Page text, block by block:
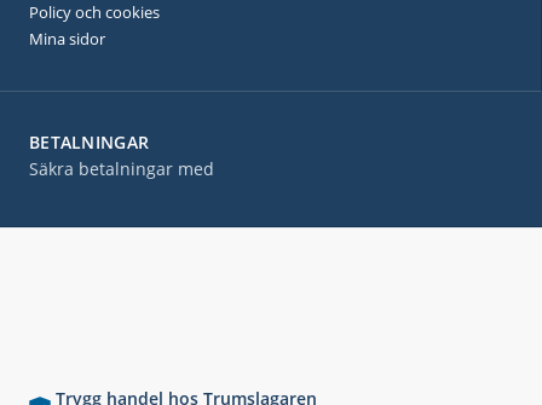
Trygg handel hos Trumslagaren
BETALNINGAR
Säkra betalningar med
Policy och cookies
Mina sidor